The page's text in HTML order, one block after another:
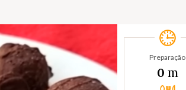
Preparação
0 m